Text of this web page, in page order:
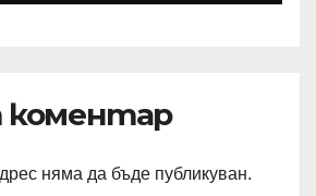
няма да бъде публикуван.